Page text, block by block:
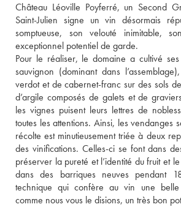
Château Léoville Poyferré, un Second
Saint-Julien signe un vin désormais
somptueuse, son velouté inimitable,
exceptionnel potentiel de garde.
Pour le réaliser, le domaine a cultivé
sauvignon (dominant dans
verdot et de cabernet-franc sur des sols
d’argile composés de galets et de
les vignes puisent leurs lettres de
toutes les attentions. Ainsi, les vendanges
récolte est minutieusement triée à deux
des vinifications. Celles-ci se font dans
préserver la pureté et l’identité du fruit et
dans des barriques neuves pendant
technique qui confère au vin une belle
comme nous vous le disions, un très bon